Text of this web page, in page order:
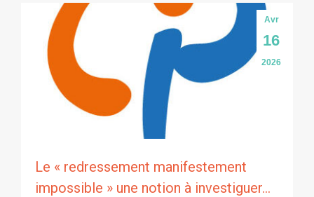
Avr
16
2026
Le « redressement manifestement
impossible » une notion à investiguer…